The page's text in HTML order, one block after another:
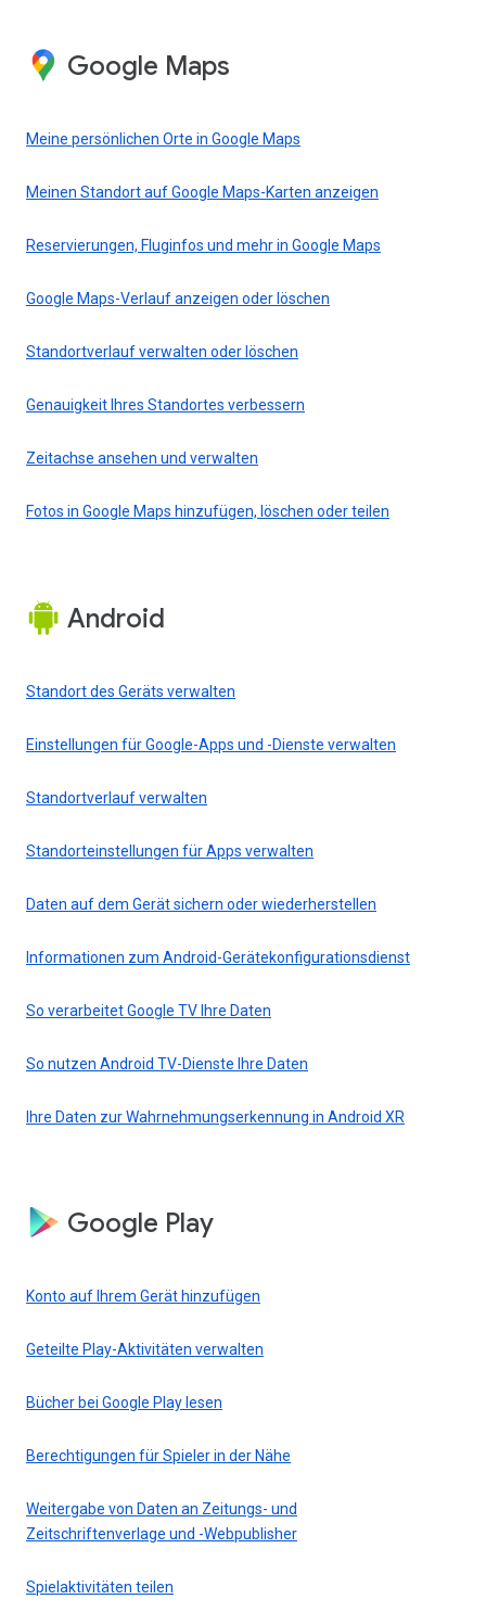
Google Maps
Meine persönlichen Orte in Google Maps
Meinen Standort auf Google Maps-Karten anzeigen
Reservierungen, Fluginfos und mehr in Google Maps
Google Maps-Verlauf anzeigen oder löschen
Standortverlauf verwalten oder löschen
Genauigkeit Ihres Standortes verbessern
Zeitachse ansehen und verwalten
Fotos in Google Maps hinzufügen, löschen oder teilen
Android
Standort des Geräts verwalten
Einstellungen für Google-Apps und -Dienste verwalten
Standortverlauf verwalten
Standorteinstellungen für Apps verwalten
Daten auf dem Gerät sichern oder wiederherstellen
Informationen zum Android-Gerätekonfigurationsdienst
So verarbeitet Google TV Ihre Daten
So nutzen Android TV-Dienste Ihre Daten
Ihre Daten zur Wahrnehmungserkennung in Android XR
Google Play
Konto auf Ihrem Gerät hinzufügen
Geteilte Play-Aktivitäten verwalten
Bücher bei Google Play lesen
Berechtigungen für Spieler in der Nähe
Weitergabe von Daten an Zeitungs- und
Zeitschriftenverlage und -Webpublisher
Spielaktivitäten teilen